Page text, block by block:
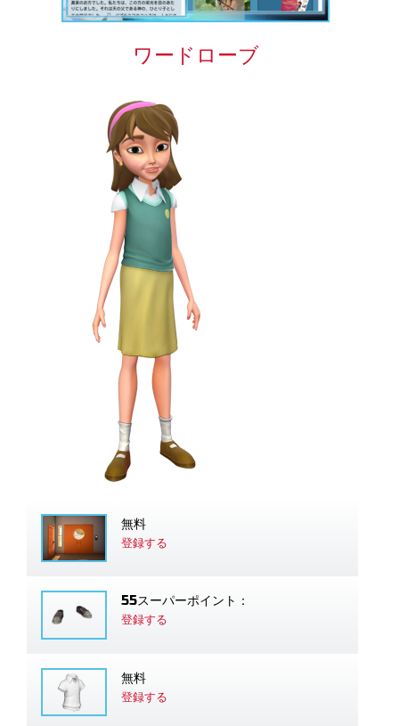
ワードローブ
無料
登録する
55スーパーポイント：
登録する
無料
登録する